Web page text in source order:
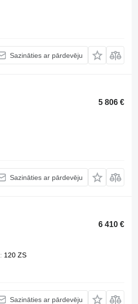
Sazināties ar pārdevēju
5 806 €
Sazināties ar pārdevēju
6 410 €
120 ZS
Sazināties ar pārdevēju